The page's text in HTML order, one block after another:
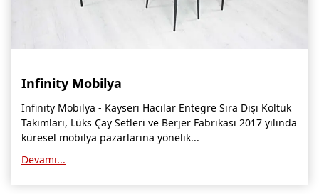
Infinity Mobilya
Infinity Mobilya - Kayseri Hacılar Entegre Sıra Dışı Koltuk
Takımları, Lüks Çay Setleri ve Berjer Fabrikası 2017 yılında
küresel mobilya pazarlarına yönelik...
Devamı...